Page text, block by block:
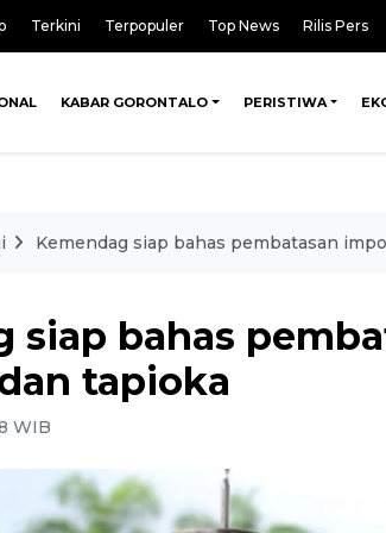
Terkini Terpopuler Top News Rilis Pers
KABAR GORONTALO PERISTIWA
Kemendag siap bahas pembatasan
siap bahas
tapioka
WIB